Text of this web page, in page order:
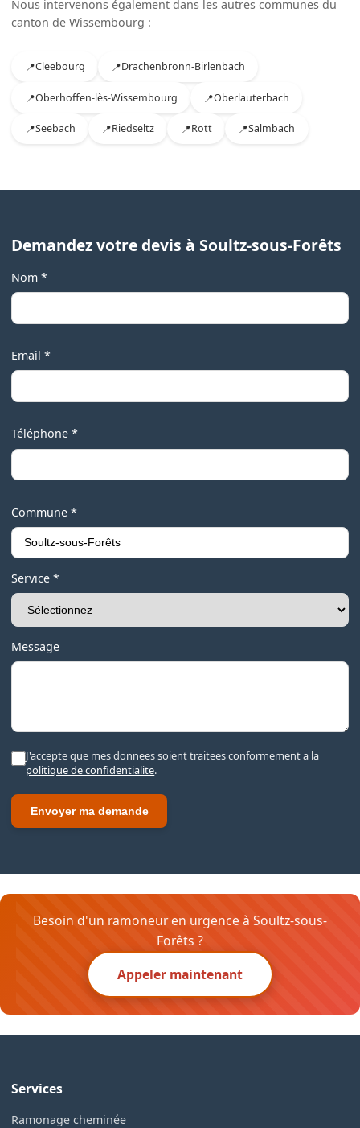
Nous intervenons également dans les autres communes du
canton de Wissembourg :
Cleebourg Drachenbronn-Birlenbach
Oberhoffen-lès-Wissembourg Oberlauterbach
Seebach Riedseltz Rott Salmbach
Demandez votre devis à Soultz-sous-Forêts
Nom *
Email *
Téléphone *
Commune *
Service *
Message
J'accepte que mes donnees soient traitees conformement a la
politique de confidentialite.
Envoyer ma demande
Besoin d'un ramoneur en urgence à Soultz-sous-
Forêts ?
Appeler maintenant
Services
Ramonage cheminée